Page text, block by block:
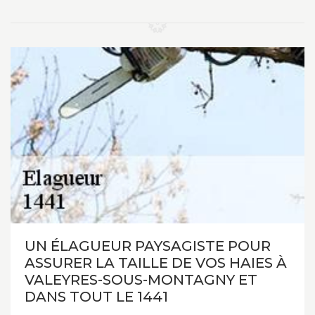
UN ÉLAGUEUR PAYSAGISTE POUR
ASSURER LA TAILLE DE VOS HAIES À
VALEYRES-SOUS-MONTAGNY ET
DANS TOUT LE 1441